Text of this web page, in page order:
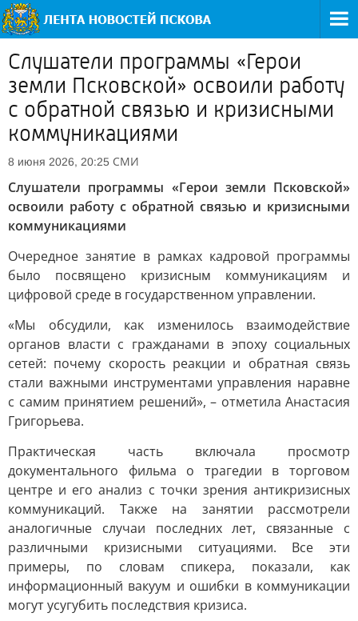
Слушатели программы «Герои
земли Псковской» освоили работу
с обратной связью и кризисными
коммуникациями
8 июня 2026, 20:25 СМИ
Слушатели программы «Герои земли Псковской»
освоили работу с обратной связью и кризисными
коммуникациями
Очередное занятие в рамках кадровой программы
было посвящено кризисным коммуникациям и
цифровой среде в государственном управлении.
«Мы обсудили, как изменилось взаимодействие
органов власти с гражданами в эпоху социальных
сетей: почему скорость реакции и обратная связь
стали важными инструментами управления наравне
с самим принятием решений», – отметила Анастасия
Григорьева.
Практическая часть включала просмотр
документального фильма о трагедии в торговом
центре и его анализ с точки зрения антикризисных
коммуникаций. Также на занятии рассмотрели
аналогичные случаи последних лет, связанные с
различными кризисными ситуациями. Все эти
примеры, по словам спикера, показали, как
информационный вакуум и ошибки в коммуникации
могут усугубить последствия кризиса.